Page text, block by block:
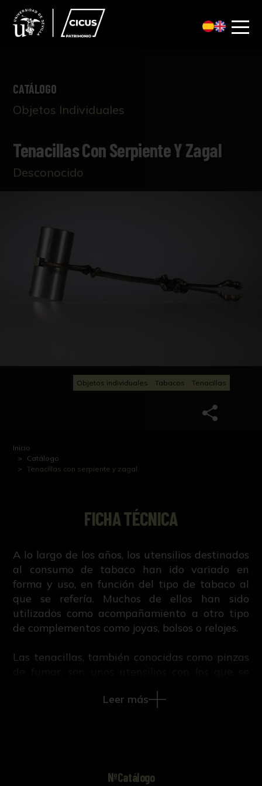
CATÁLOGO
Objetos Individuales
Tenacillas Con Serpiente Y Zagal
Desconocido
Objetos individuales Tabacos Tenacillas
Inicio
Catálogo
Tenacillas con serpiente y zagal
FICHA TÉCNICA
A lo largo de los años, los utensilios destinados
al consumo de tabaco han ido variado en
forma y uso, en función del tipo de tabaco al
que se refería. Muchos de ellos han sido
utilizados como acompañamiento a otro tipo
de complementos como joyas, bolsos o relojes.
Las tenacillas, también conocidas como pinzas
el contacto directo con el tabaco, evitando de
mancharan los dedos y sus manos oliesen a
Leer más
NºCatálogo